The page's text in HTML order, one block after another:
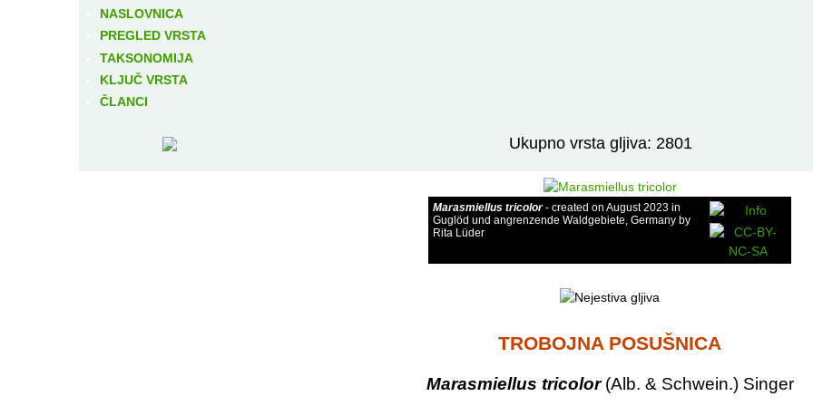
NASLOVNICA
PREGLED VRSTA
TAKSONOMIJA
KLJUČ VRSTA
ČLANCI
Ukupno vrsta gljiva: 2801
Marasmiellus tricolor- created on August 2023 in
Guglöd und angrenzende Waldgebiete, Germany by
Rita Lüder
TROBOJNA POSUŠNICA
Marasmiellus tricolor(Alb. & Schwein.) Singer